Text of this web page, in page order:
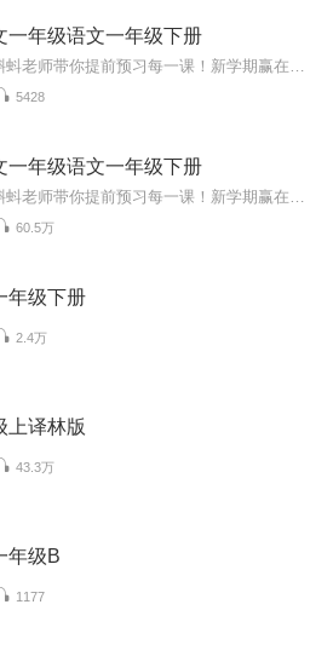
一年级语文一年级下册
5428
一年级语文一年级下册
60.5万
年级下册
2.4万
上译林版
43.3万
年级B
1177